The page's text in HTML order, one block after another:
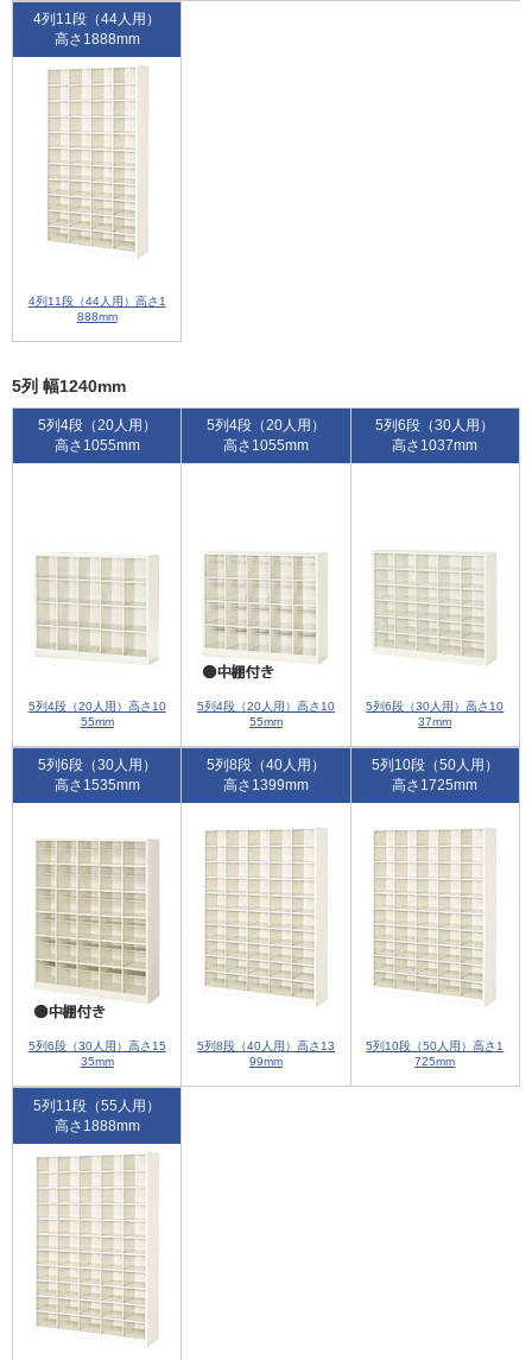
4列11段（44人用）
高さ1888mm
4列11段（44人用）高さ1
888mm
5列 幅1240mm
5列4段（20人用）
高さ1055mm
5列4段（20人用）高さ10
55mm
5列4段（20人用）
高さ1055mm
5列4段（20人用）高さ10
55mm
5列6段（30人用）
高さ1037mm
5列6段（30人用）高さ10
37mm
5列6段（30人用）
高さ1535mm
5列6段（30人用）高さ15
35mm
5列8段（40人用）
高さ1399mm
5列8段（40人用）高さ13
99mm
5列10段（50人用）
高さ1725mm
5列10段（50人用）高さ1
725mm
5列11段（55人用）
高さ1888mm